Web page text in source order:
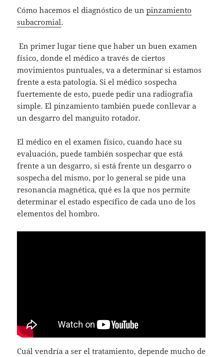
Cómo hacemos el diagnóstico de unpinzamiento
subacromial.
En primer lugar tiene que haber un buen examen
físico, donde el médico a través de ciertos
movimientos puntuales, va a determinar si estamos
frente a esta patología. Si el médico sospecha
fuertemente de esto, puede pedir una radiografía
simple. El pinzamiento también puede conllevar a
un desgarro del manguito rotador.
El médico en el examen físico, cuando hace su
evaluación, puede también sospechar que está
frente a un desgarro, si está frente un desgarro o
sospecha del mismo, por lo general se pide una
resonancia magnética, qué es la que nos permite
determinar el estado específico de cada uno de los
elementos del hombro.
Cuál vendría a ser el tratamiento, depende mucho de